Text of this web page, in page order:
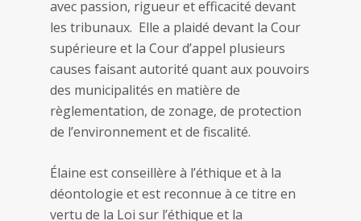
avec passion, rigueur et efficacité devant
les tribunaux. Elle a plaidé devant la Cour
supérieure et la Cour d’appel plusieurs
causes faisant autorité quant aux pouvoirs
des municipalités en matière de
règlementation, de zonage, de protection
de l’environnement et de fiscalité.
Élaine est conseillère à l’éthique et à la
déontologie et est reconnue à ce titre en
vertu de la Loi sur l’éthique et la